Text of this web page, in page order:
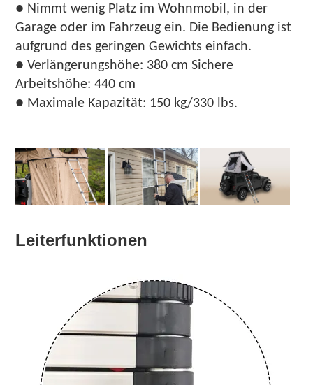
● Nimmt wenig Platz im Wohnmobil, in der
Garage oder im Fahrzeug ein. Die Bedienung ist
aufgrund des geringen Gewichts einfach.
● Verlängerungshöhe: 380 cm Sichere
Arbeitshöhe: 440 cm
● Maximale Kapazität: 150 kg/330 lbs.
Leiterfunktionen